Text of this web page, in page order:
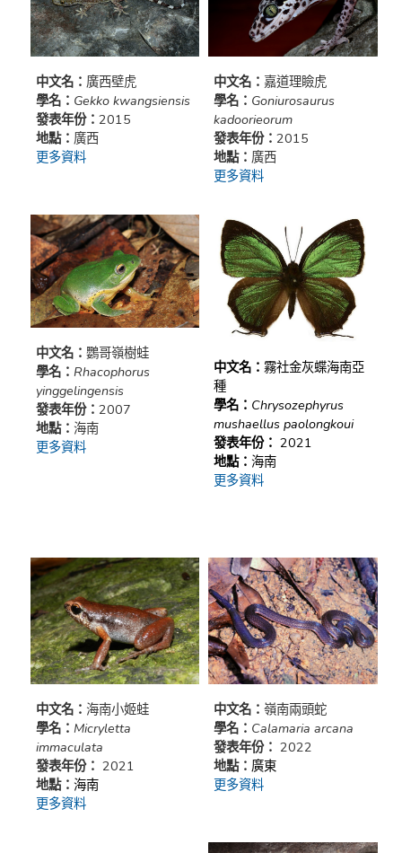
中文名： 廣西壁虎
學名： Gekko kwangsiensis
發表年份： 2015
地點： 廣西
更多資料
中文名： 嘉道理瞼虎
學名： Goniurosaurus
kadoorieorum
發表年份：2015
地點：廣西
更多資料
中文名： 鸚哥嶺樹蛙
學名： Rhacophorus
yinggelingensis
發表年份： 2007
地點： 海南
更多資料
中文名：霧社金灰蝶海南亞
種
學名： Chrysozephyrus
mushaellus paolongkoui
發表年份： 2021
地點： 海南
更多資料
中文名： 海南小姬蛙
學名： Micryletta
immaculata
發表年份： 2021
地點： 海南
更多資料
中文名：嶺南兩頭蛇
學名： Calamaria arcana
發表年份： 2022
地點：廣東
更多資料